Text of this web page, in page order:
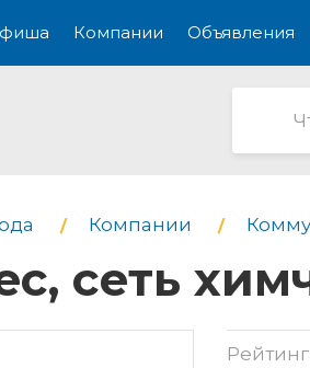
Компании Объявления
Компании
сеть
Рейтинг